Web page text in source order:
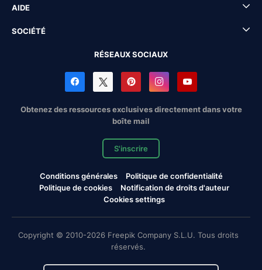
AIDE
SOCIÉTÉ
RÉSEAUX SOCIAUX
Obtenez des ressources exclusives directement dans votre
boîte mail
S'inscrire
Conditions générales
Politique de confidentialité
Politique de cookies
Notification de droits d'auteur
Cookies settings
Copyright © 2010-2026 Freepik Company S.L.U. Tous droits
réservés.